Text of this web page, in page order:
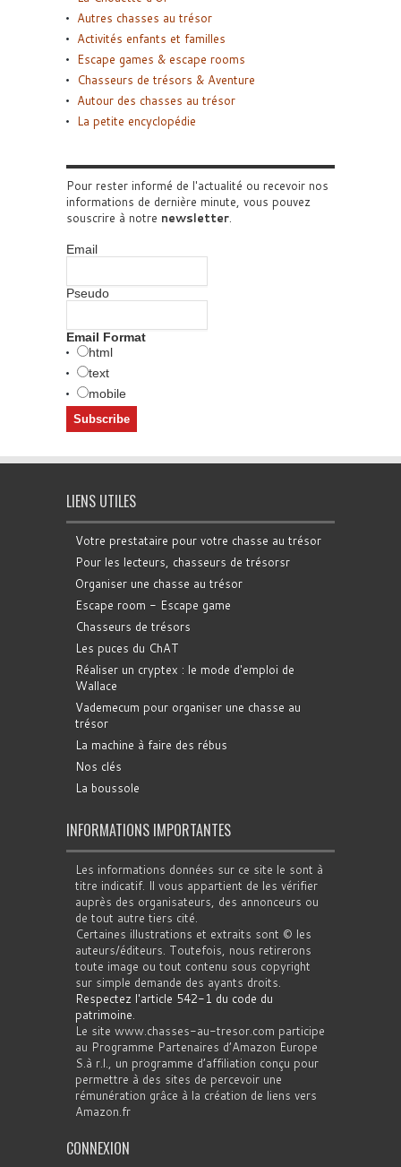
Autres chasses au trésor
Activités enfants et familles
Escape games & escape rooms
Chasseurs de trésors & Aventure
Autour des chasses au trésor
La petite encyclopédie
Pour rester informé de l'actualité ou recevoir nos
informations de dernière minute, vous pouvez
souscrire à notre newsletter.
Email
Pseudo
Email Format
html
text
mobile
LIENS UTILES
Votre prestataire pour votre chasse au trésor
Pour les lecteurs, chasseurs de trésorsr
Organiser une chasse au trésor
Escape room - Escape game
Chasseurs de trésors
Les puces du ChAT
Réaliser un cryptex : le mode d'emploi de
Wallace
Vademecum pour organiser une chasse au
trésor
La machine à faire des rébus
Nos clés
La boussole
INFORMATIONS IMPORTANTES
Les informations données sur ce site le sont à
titre indicatif. Il vous appartient de les vérifier
auprès des organisateurs, des annonceurs ou
de tout autre tiers cité.
Certaines illustrations et extraits sont © les
auteurs/éditeurs. Toutefois, nous retirerons
toute image ou tout contenu sous copyright
sur simple demande des ayants droits.
Respectez l'article 542-1 du code du
patrimoine.
Le site www.chasses-au-tresor.com participe
au Programme Partenaires d’Amazon Europe
S.à r.l., un programme d’affiliation conçu pour
permettre à des sites de percevoir une
rémunération grâce à la création de liens vers
Amazon.fr
CONNEXION